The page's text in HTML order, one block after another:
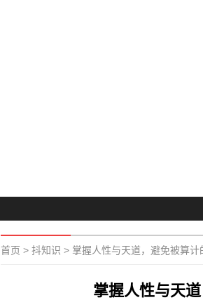
首页 > 抖知识 > 掌握人性与天道，避免被算计
掌握人性与天